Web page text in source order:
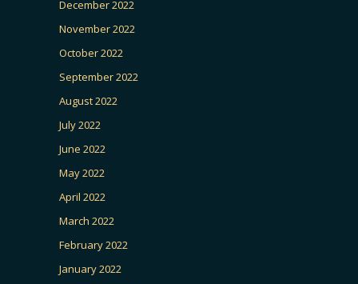
December 2022
November 2022
October 2022
September 2022
August 2022
July 2022
June 2022
May 2022
April 2022
March 2022
February 2022
January 2022